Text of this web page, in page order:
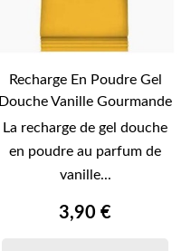
Recharge En Poudre Gel
Douche Vanille Gourmande
25Gr -Pimpant-
La recharge de gel douche
en poudre au parfum de
vanille...
3,90 €